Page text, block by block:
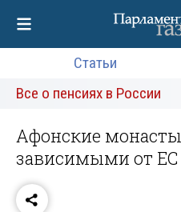
Статьи
Все о пенсиях в России
Афонские
зависимыми от ЕС